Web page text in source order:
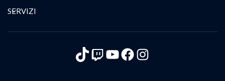
SERVIZI
TikTok
Twitch
YouTube
Facebook
Instagram